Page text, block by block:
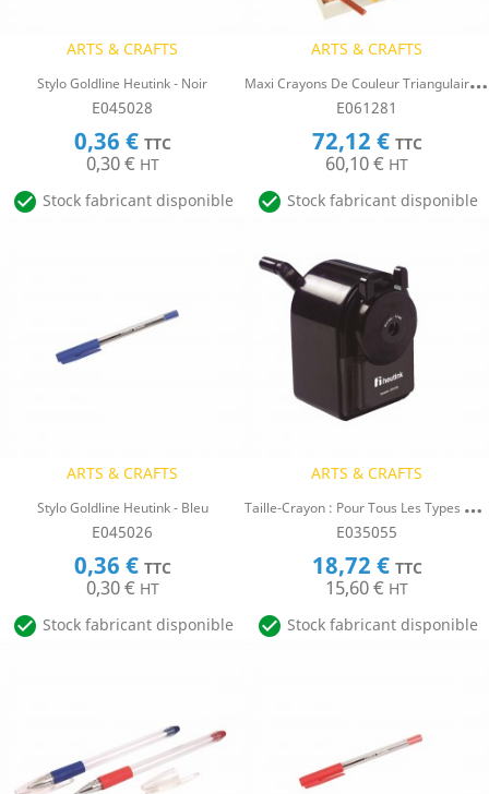
ARTS & CRAFTS
Stylo Goldline Heutink - Noir
E045028
0,36 € TTC
0,30 € HT
 Stock fabricant disponible
ARTS & CRAFTS
M
Axi Crayons De Couleur Triangulaires Goldline, Heutink, Boîte De 144 Couleurs
E061281
72,12 € TTC
60,10 € HT
 Stock fabricant disponible
ARTS & CRAFTS
Stylo Goldline Heutink - Bleu
E045026
0,36 € TTC
0,30 € HT
 Stock fabricant disponible
ARTS & CRAFTS
T
Aille-Crayon : Pour Tous Les Types De Crayons - Modèle De Table
E035055
18,72 € TTC
15,60 € HT
 Stock fabricant disponible